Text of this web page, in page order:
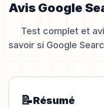
Avis Google
Test complet et
savoir si Google
📝Résumé